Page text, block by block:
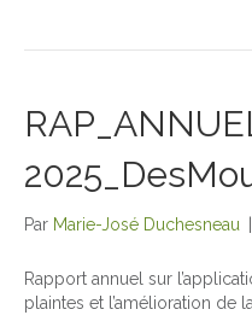
Par Marie-José Duchesneau
Rapport annuel sur
plaintes et l’amélioration de